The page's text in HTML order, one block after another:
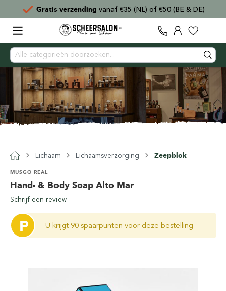
Gratis verzending vanaf €35 (NL) of €50 (BE & DE)
Lichaam Lichaamsverzorging Zeepblok
Hand- & Body Soap Alto Mar
MUSGO REAL
Schrijf een review
P U krijgt 90 spaarpunten voor deze bestelling